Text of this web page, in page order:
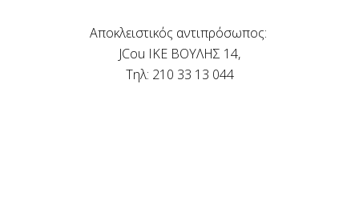
Αποκλειστικός αντιπρόσωπος:
JCou IKE ΒΟΥΛΗΣ 14,
Τηλ: 210 33 13 044